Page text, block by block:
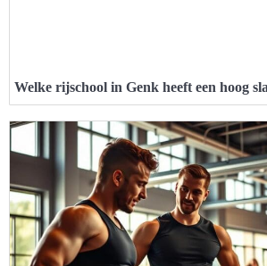
Welke rijschool in Genk heeft een hoog